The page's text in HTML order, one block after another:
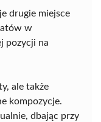
drugie miejsce
w
pozycji na
ale także
kompozycje.
dbając przy